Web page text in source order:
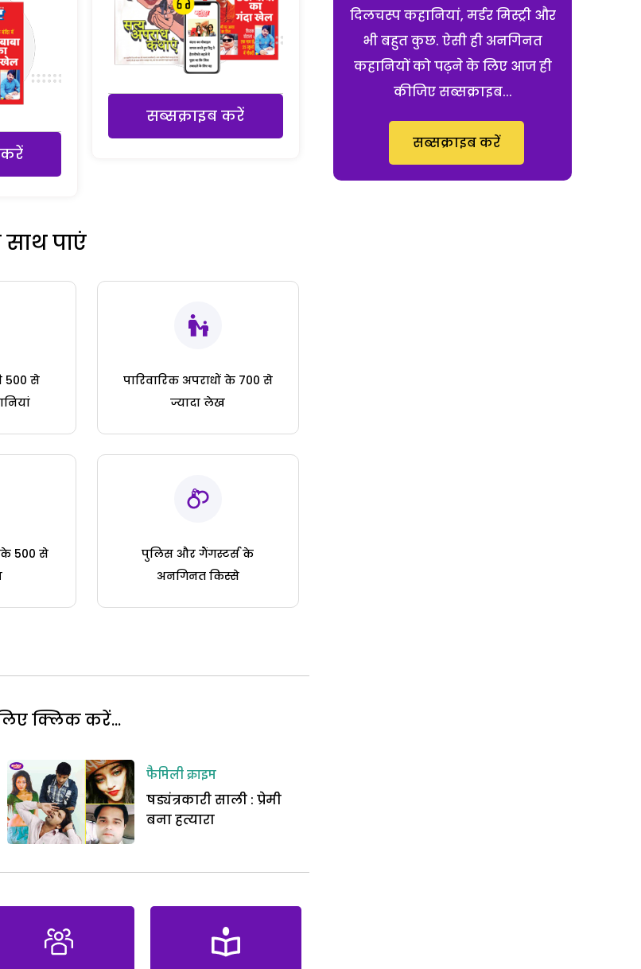
करें
सब्सक्राइब करें
पाएं
500 से
पारिवारिक अपराधों के 700 से
ज्यादा लेख
के 500 से
पुलिस और गैंगस्टर्स के
अनगिनत किस्से
क्लिक करें...
फैमिली क्राइम
षड्यंत्रकारी साली : प्रेमी
बना हत्यारा
दिलचस्प कहानियां, मर्डर मिस्ट्री और
भी बहुत कुछ. ऐसी ही अनगिनत
कहानियों को पढ़ने के लिए आज ही
कीजिए सब्सक्राइब...
सब्सक्राइब करें